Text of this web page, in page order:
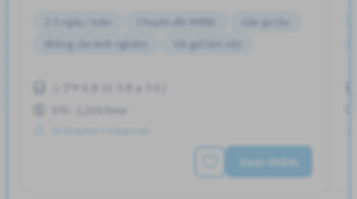
2-3 ngày / tuần Chuyển đổi WKND
Gần ga tàu
Không cần kinh nghiệm
Vài giờ làm việc
シブヤえき (とうきょうと)
970 - 1,210/hour
Xem thêm